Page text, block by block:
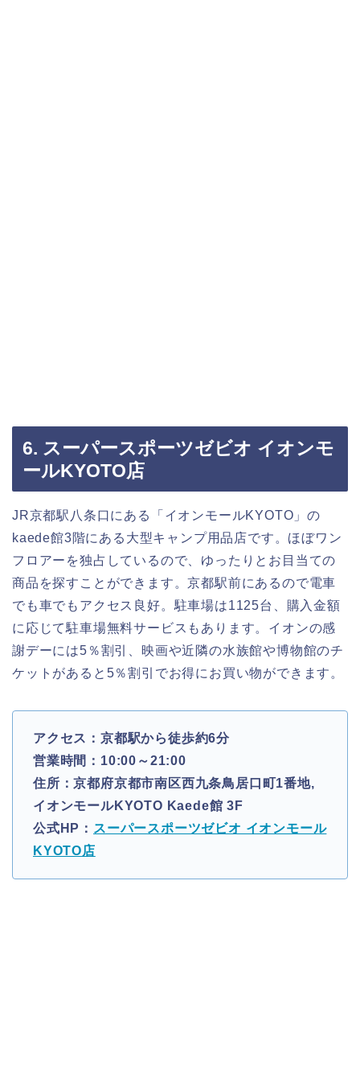
6. スーパースポーツゼビオ イオンモ
ールKYOTO店
JR京都駅八条口にある「イオンモールKYOTO」の
kaede館3階にある大型キャンプ用品店です。ほぼワン
フロアーを独占しているので、ゆったりとお目当ての
商品を探すことができます。京都駅前にあるので電車
でも車でもアクセス良好。駐車場は1125台、購入金額
に応じて駐車場無料サービスもあります。イオンの感
謝デーには5％割引、映画や近隣の水族館や博物館のチ
ケットがあると5％割引でお得にお買い物ができます。
アクセス：京都駅から徒歩約6分
営業時間：10:00～21:00
住所：京都府京都市南区西九条鳥居口町1番地,
イオンモールKYOTO Kaede館 3F
公式HP： スーパースポーツゼビオ イオンモール
KYOTO店